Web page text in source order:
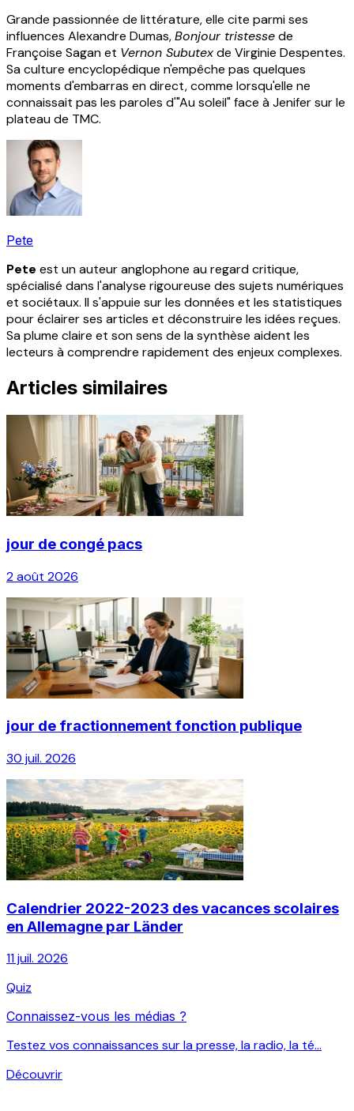
Grande passionnée de littérature, elle cite parmi ses
influences Alexandre Dumas,Bonjour tristessede
Françoise Sagan et Vernon Subutexde Virginie Despentes.
Sa culture encyclopédique n'empêche pas quelques
moments d'embarras en direct, comme lorsqu'elle ne
connaissait pas les paroles d'"Au soleil" face à Jenifer sur le
plateau de TMC.
Pete
Pete est un auteur anglophone au regard critique,
spécialisé dans l'analyse rigoureuse des sujets numériques
et sociétaux. Il s'appuie sur les données et les statistiques
pour éclairer ses articles et déconstruire les idées reçues.
Sa plume claire et son sens de la synthèse aident les
lecteurs à comprendre rapidement des enjeux complexes.
Articles similaires
jour de congé pacs
2 août 2026
jour de fractionnement fonction publique
30 juil. 2026
Calendrier 2022-2023 des vacances scolaires
en Allemagne par Länder
11 juil. 2026
Quiz
Connaissez-vous les médias ?
Testez vos connaissances sur la presse, la radio, la té...
Découvrir